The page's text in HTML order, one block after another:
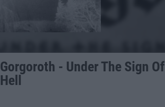
Gorgoroth - Under The Sign Of
Hell